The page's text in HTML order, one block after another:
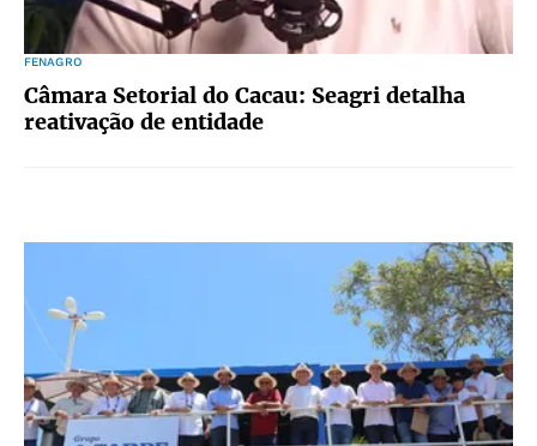
FENAGRO
Câmara Setorial do Cacau: Seagri detalha
reativação de entidade